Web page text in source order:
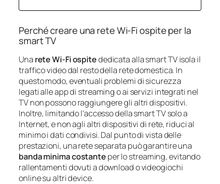
Perché creare una rete Wi‑Fi ospite per la
smart TV
Una rete Wi‑Fi ospitededicata alla smart TV isola il
traffico video dal resto della rete domestica. In
questo modo, eventuali problemi di sicurezza
legati alle app di streaming o ai servizi integrati nel
TV non possono raggiungere gli altri dispositivi.
Inoltre, limitando l’accesso della smart TV solo a
Internet, e non agli altri dispositivi di rete, riduci al
minimo i dati condivisi. Dal punto di vista delle
prestazioni, una rete separata può garantire una
banda minima costante per lo streaming, evitando
rallentamenti dovuti a download o videogiochi
online su altri device.